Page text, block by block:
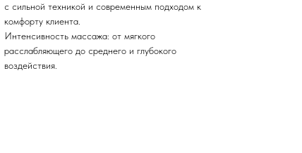
с сильной техникой и современным подходом к
комфорту клиента.
Интенсивность массажа: от мягкого
расслабляющего до среднего и глубокого
воздействия.